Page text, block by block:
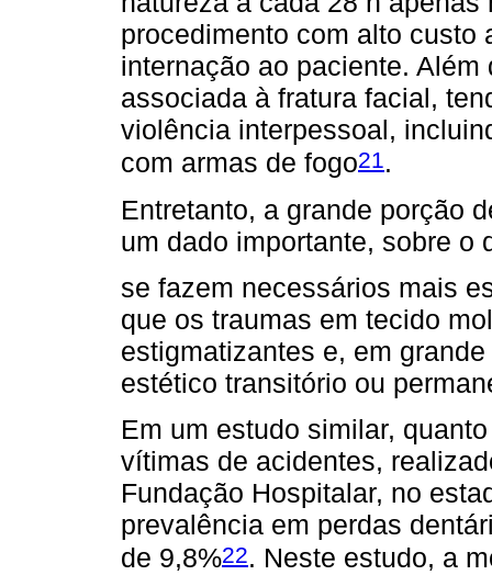
procedimento com alto custo
internação ao paciente.
associada à fratura facial,
violência interpessoal,
com armas de fogo21 .
Entretanto, a grande porção
um dado importante, sobre o
se fazem necessários mais
que os traumas em tecido
estigmatizantes e, em
estético transitório ou
Em um estudo similar,
vítimas de acidentes,
Fundação Hospitalar, no
prevalência em perdas
de 9,8%22. Neste estudo, a